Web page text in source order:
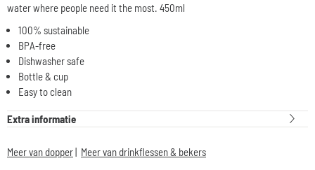
water where people need it the most. 450ml
100% sustainable
BPA-free
Dishwasher safe
Bottle & cup
Easy to clean
Extra informatie
Meer van dopper| Meer van drinkflessen & bekers